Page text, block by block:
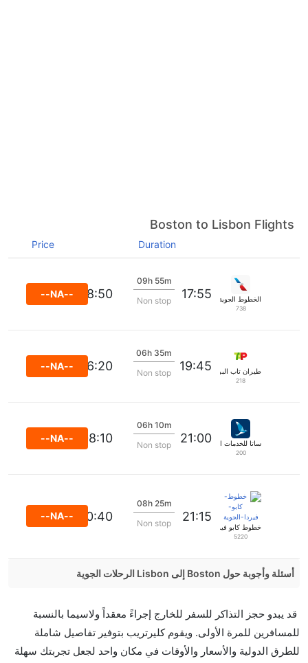
Boston to Lisbon Flights
Duration
Price
الخطوط الجوية الأمريكية
738
17:55
09h 55m
Non stop
08:50
--NA--
طيران تاب البرتغال
218
19:45
06h 35m
Non stop
06:20
--NA--
ساتا للخدمات الدولية
200
21:00
06h 10m
Non stop
08:10
--NA--
خطوط كابو فيردا الجوية
5220
21:15
08h 25m
Non stop
10:40
--NA--
أسئلة وأجوبة حول Boston إلى Lisbon الرحلات الجوية
مباشرة من إلىلشبونة مما تستغرقه الخطوط الجوية
الأخرى؟
نعم. توفر كل من Aer Lingus أسرع رحلات الطيران على
قد يبدو حجز التذاكر للسفر للخارج إجراءً معقداً ولاسيما بالنسبة
للمسافرين للمرة الأولى. ويقوم كليرتريب بتوفير تفاصيل شاملة
للطرق الدولية والأسعار والأوقات في مكان واحد لجعل تجربتك سهلة